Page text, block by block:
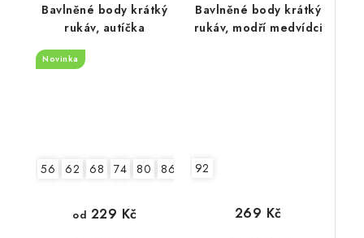
Bavlněné body krátký
rukáv, autíčka
Novinka
56 62 68 74 80 86 92
od 229 Kč
Bavlněné body krátký
rukáv, modří medvídci
92
269 Kč